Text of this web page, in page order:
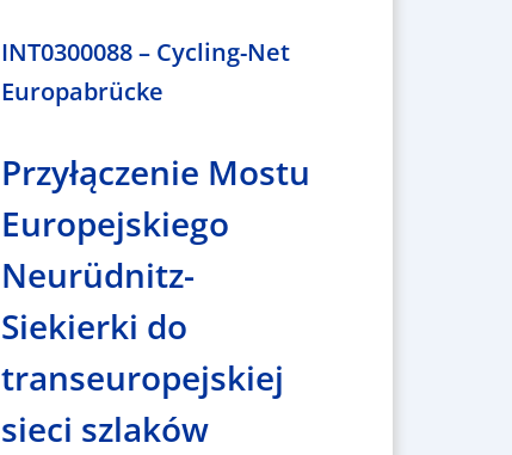
INT0300088 – Cycling-Net
Europabrücke
Przyłączenie Mostu
Europejskiego
Neurüdnitz-
Siekierki do
transeuropejskiej
sieci szlaków